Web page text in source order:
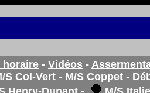
horaire - Vidéos -
S Col-Vert - M/S Coppet -